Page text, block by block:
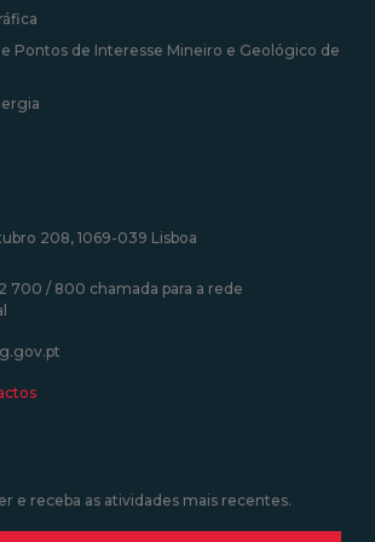
Pontos de Interesse Mineiro e Geológico de
208, 1069-039 Lisboa
700 / 800 chamada para a rede
e receba as atividades mais recentes.